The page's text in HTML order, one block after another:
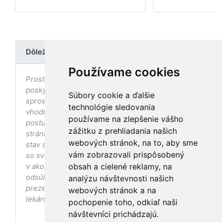
Používame cookies
Súbory cookie a ďalšie
technológie sledovania
používame na zlepšenie vášho
zážitku z prehliadania našich
webových stránok, na to, aby sme
vám zobrazovali prispôsobený
obsah a cielené reklamy, na
analýzu návštevnosti našich
webových stránok a na
pochopenie toho, odkiaľ naši
návštevníci prichádzajú.
Dôležité upozornenie
Prostredníctvom stránky nedochádza k
poskytovaniu zdravotnej starostlivosti, ani k jej
sprostredkovaniu, ani k jej nahrádzaniu. O
vhodných postupoch v oblasti zdravia, vhodnosti
postupov a odporúčaní prezentovaných na
stránke s ohľadom na Váš zdravotný
stav sa pred ich aplikáciou vždy vopred poraďte
so svojím ošetrujúcim lekárom, a to najmä ak ste
v akomkoľvek štádiu tehotenstva. Bez
odsúhlasenia postupov a odporúčaní
prezentovaných na stránke Vaším ošetrujúcim
lekárom tieto postupy a odporúčania neaplikujte.